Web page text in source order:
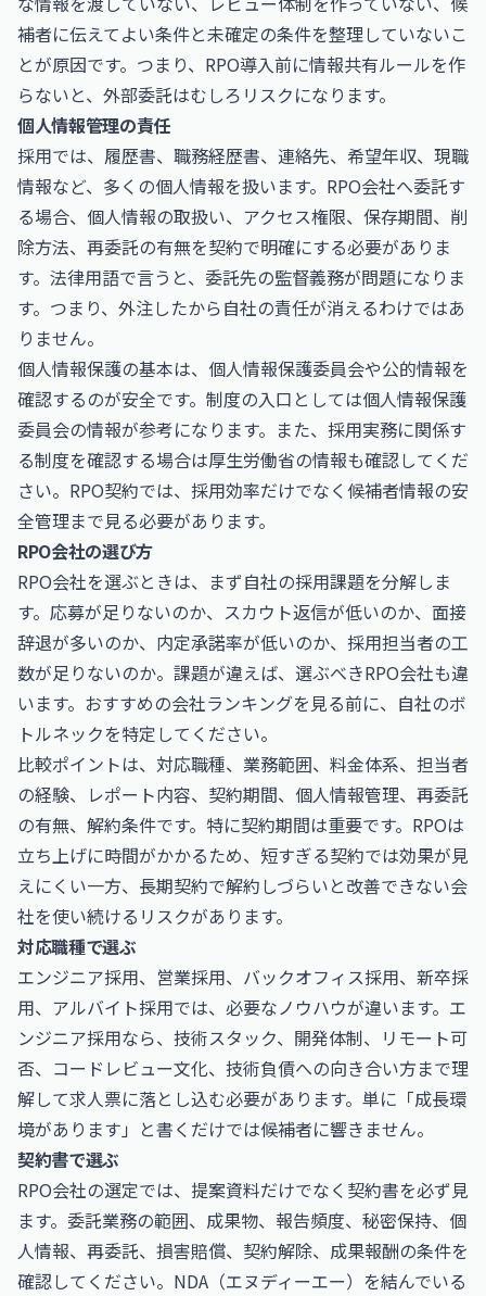
補者に伝えてよい条件と未確定の条件を整理していないこ
とが原因です。つまり、RPO導入前に情報共有ルールを作
らないと、外部委託はむしろリスクになります。
個人情報管理の責任
採用では、履歴書、職務経歴書、連絡先、希望年収、現職
情報など、多くの個人情報を扱います。RPO会社へ委託す
る場合、個人情報の取扱い、アクセス権限、保存期間、削
除方法、再委託の有無を契約で明確にする必要がありま
す。法律用語で言うと、委託先の監督義務が問題になりま
す。つまり、外注したから自社の責任が消えるわけではあ
りません。
個人情報保護の基本は、個人情報保護委員会や公的情報を
確認するのが安全です。制度の入口としては個人情報保護
委員会の情報が参考になります。また、採用実務に関係す
る制度を確認する場合は厚生労働省の情報も確認してくだ
さい。RPO契約では、採用効率だけでなく候補者情報の安
全管理まで見る必要があります。
RPO会社の選び方
RPO会社を選ぶときは、まず自社の採用課題を分解しま
す。応募が足りないのか、スカウト返信が低いのか、面接
辞退が多いのか、内定承諾率が低いのか、採用担当者の工
数が足りないのか。課題が違えば、選ぶべきRPO会社も違
います。おすすめの会社ランキングを見る前に、自社のボ
トルネックを特定してください。
比較ポイントは、対応職種、業務範囲、料金体系、担当者
の経験、レポート内容、契約期間、個人情報管理、再委託
の有無、解約条件です。特に契約期間は重要です。RPOは
立ち上げに時間がかかるため、短すぎる契約では効果が見
えにくい一方、長期契約で解約しづらいと改善できない会
社を使い続けるリスクがあります。
対応職種で選ぶ
エンジニア採用、営業採用、バックオフィス採用、新卒採
用、アルバイト採用では、必要なノウハウが違います。エ
ンジニア採用なら、技術スタック、開発体制、リモート可
否、コードレビュー文化、技術負債への向き合い方まで理
解して求人票に落とし込む必要があります。単に「成長環
境があります」と書くだけでは候補者に響きません。
契約書で選ぶ
RPO会社の選定では、提案資料だけでなく契約書を必ず見
ます。委託業務の範囲、成果物、報告頻度、秘密保持、個
人情報、再委託、損害賠償、契約解除、成果報酬の条件を
確認してください。NDA（エヌディーエー）を結んでいる